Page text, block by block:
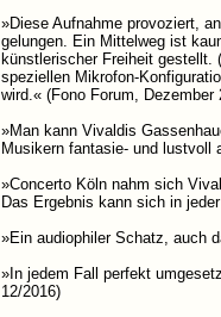
»Diese Aufnahme provoziert,
gelungen. Ein Mittelweg ist
künstlerischer Freiheit
speziellen Mikrofon-
wird.« (Fono Forum, Dezember
»Man kann Vivaldis
Musikern fantasie- und lustvoll
»Concerto Köln nahm sich
Das Ergebnis kann sich in
»Ein audiophiler Schatz, auch
»In jedem Fall perfekt
12/2016)